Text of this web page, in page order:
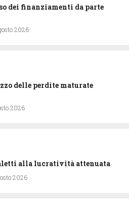
dei finanziamenti da parte
2026
delle perdite maturate
2026
alla lucratività attenuata
2026